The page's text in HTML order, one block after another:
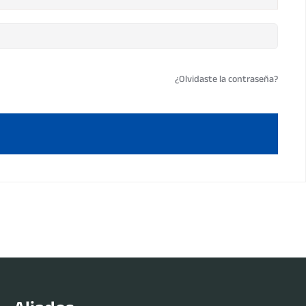
¿Olvidaste la contraseña?